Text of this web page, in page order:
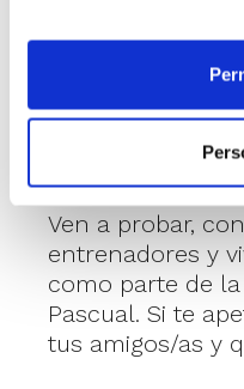
* 🧒👧 Equipos
femeninos en
* 🧔👩 Equipos
PREFERENTE Y
Ven a probar,
entrenadores y
como parte de
Pascual. Si te
tus amigos/as y